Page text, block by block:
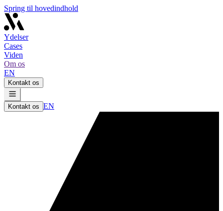
Spring til hovedindhold
Ydelser
Cases
Viden
Om os
EN
Kontakt os
Kontakt os EN